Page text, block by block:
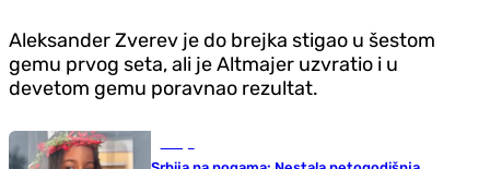
Aleksander Zverev je do brejka stigao u šestom
gemu prvog seta, ali je Altmajer uzvratio i u
devetom gemu poravnao rezultat.